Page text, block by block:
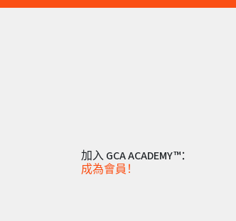
加入 GCA ACADEMY™：
成為會員！